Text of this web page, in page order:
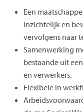
Een
inzichtelijk en
vervolgens naar
Samenwerking
bestaande uit
en verwerkers.
Flexibele in